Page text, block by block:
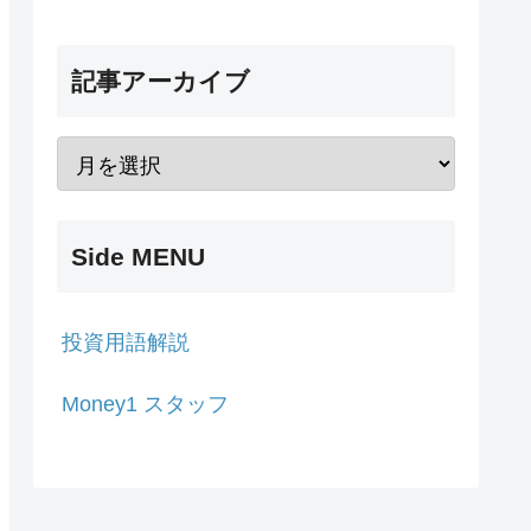
記事アーカイブ
Side MENU
投資用語解説
Money1 スタッフ